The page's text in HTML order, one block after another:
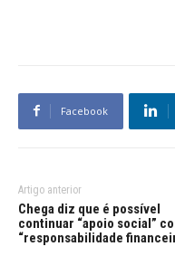
Facebook
Artigo anterior
Chega diz que é possível
continuar “apoio social”
“responsabilidade